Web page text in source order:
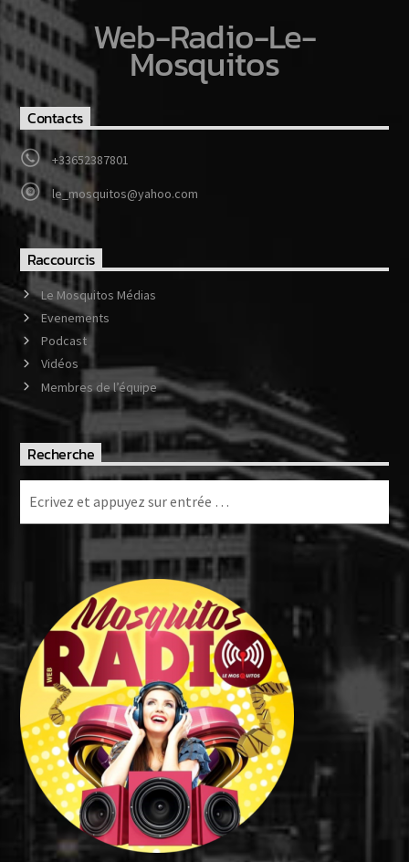
Web-Radio-Le-
Mosquitos
Contacts
+33652387801
le_mosquitos@yahoo.com
Raccourcis
Le Mosquitos Médias
Evenements
Podcast
Vidéos
Membres de l’équipe
Recherche